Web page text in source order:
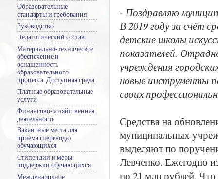
- Поздравляю
В 2019 году за счёт
детские школы
показателей.
учреждения
новые инструменты
своих
Средства на
муниципальных
выделяют по
Левченко. Ежегодно
по 21 млн рублей.
Образовательные
стандарты и требования
Руководство
Педагогический состав
Материально-техническое
обеспечение и
оснащенность
образовательного
процесса. Доступная среда
Платные образовательные
услуги
Финансово-хозяйственная
деятельность
Вакантные места для
приема (перевода)
обучающихся
Стипендии и меры
поддержки обучающихся
Международное